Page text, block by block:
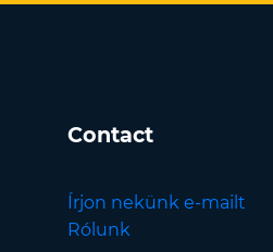
Contact
Írjon nekünk e-mailt
Rólunk